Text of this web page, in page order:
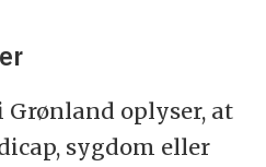
oplyser, at
sygdom eller